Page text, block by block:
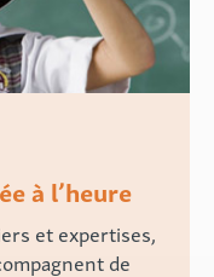
à l’heure
et expertises,
de